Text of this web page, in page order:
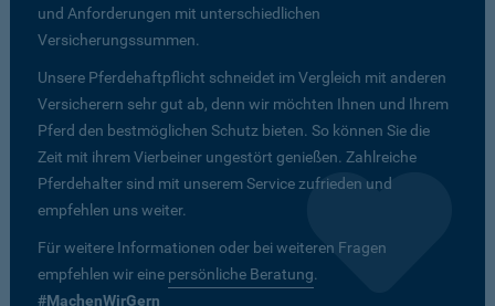
und Anforderungen mit unterschiedlichen
Versicherungssummen.
Unsere Pferdehaftpflicht schneidet im Vergleich mit anderen
Versicherern sehr gut ab, denn wir möchten Ihnen und Ihrem
Pferd den bestmöglichen Schutz bieten. So können Sie die
Zeit mit ihrem Vierbeiner ungestört genießen. Zahlreiche
Pferdehalter sind mit unserem Service zufrieden und
empfehlen uns weiter.
Für weitere Informationen oder bei weiteren Fragen
empfehlen wir eine persönliche Beratung.
#MachenWirGern